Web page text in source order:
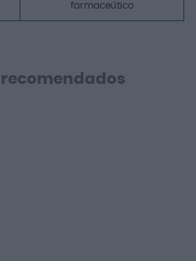
farmaceútico
recomendados